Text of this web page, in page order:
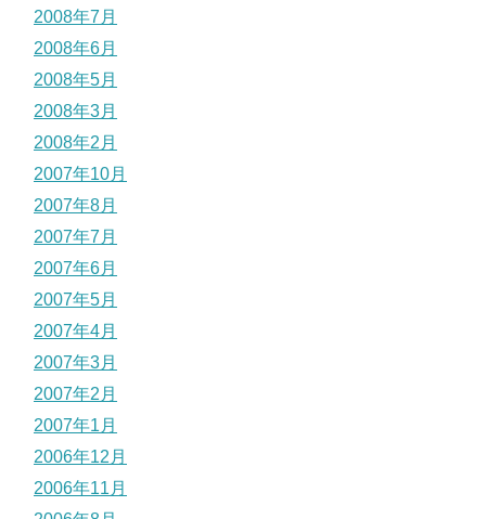
2008年7月
2008年6月
2008年5月
2008年3月
2008年2月
2007年10月
2007年8月
2007年7月
2007年6月
2007年5月
2007年4月
2007年3月
2007年2月
2007年1月
2006年12月
2006年11月